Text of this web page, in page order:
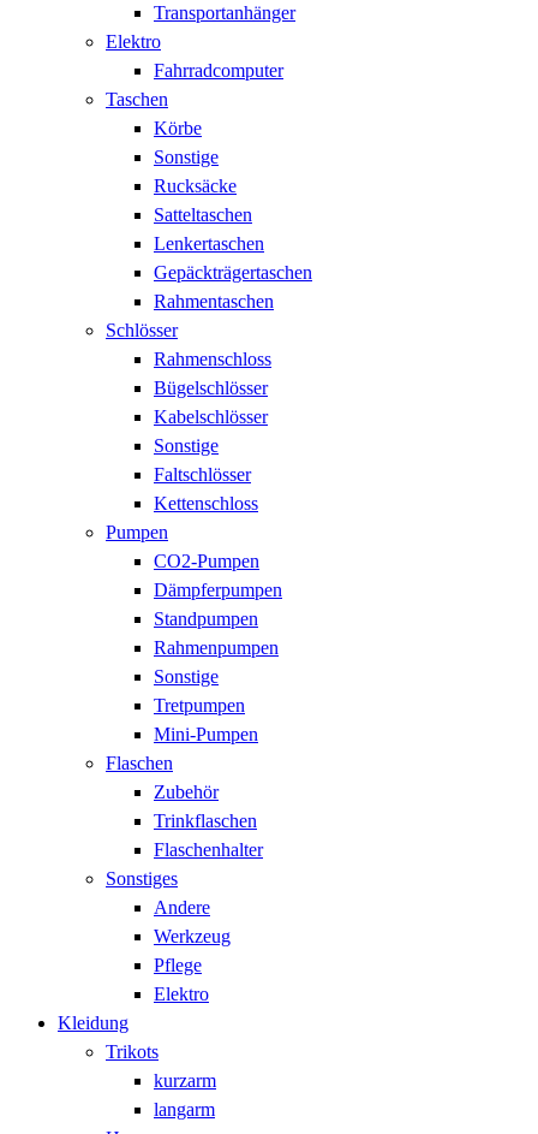
Transportanhänger
Elektro
Fahrradcomputer
Taschen
Körbe
Sonstige
Rucksäcke
Satteltaschen
Lenkertaschen
Gepäckträgertaschen
Rahmentaschen
Schlösser
Rahmenschloss
Bügelschlösser
Kabelschlösser
Sonstige
Faltschlösser
Kettenschloss
Pumpen
CO2-Pumpen
Dämpferpumpen
Standpumpen
Rahmenpumpen
Sonstige
Tretpumpen
Mini-Pumpen
Flaschen
Zubehör
Trinkflaschen
Flaschenhalter
Sonstiges
Andere
Werkzeug
Pflege
Elektro
Kleidung
Trikots
kurzarm
langarm